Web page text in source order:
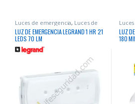
Luces de emergencia, Luces de
Emergencia
LUZ DE EMERGENCIA LEGRAND 1 HR 21
LEDS 70 LM
LUZ
180